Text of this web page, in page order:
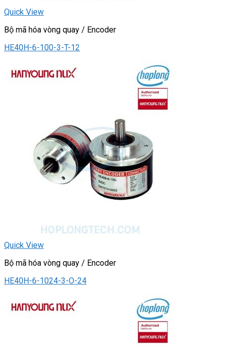
Quick View
Bộ mã hóa vòng quay / Encoder
HE40H-6-100-3-T-12
Quick View
Bộ mã hóa vòng quay / Encoder
HE40H-6-1024-3-O-24